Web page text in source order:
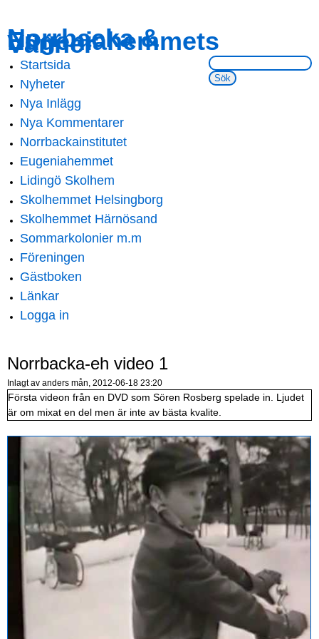
main
content
navigation
Norrbacka &
Eugeniahemmets
Vänner
Sök på webbsidan:
Main menu
Startsida
Nyheter
Nya Inlägg
Nya Kommentarer
Norrbackainstitutet
Eugeniahemmet
Lidingö Skolhem
Skolhemmet Helsingborg
Skolhemmet Härnösand
Sommarkolonier m.m
Föreningen
Gästboken
Länkar
Logga in
Norrbacka-eh video 1
Inlagt av anders mån, 2012-06-18 23:20
Första videon från en DVD som Sören Rosberg spelade in. Ljudet
är om mixat en del men är inte av bästa kvalite.